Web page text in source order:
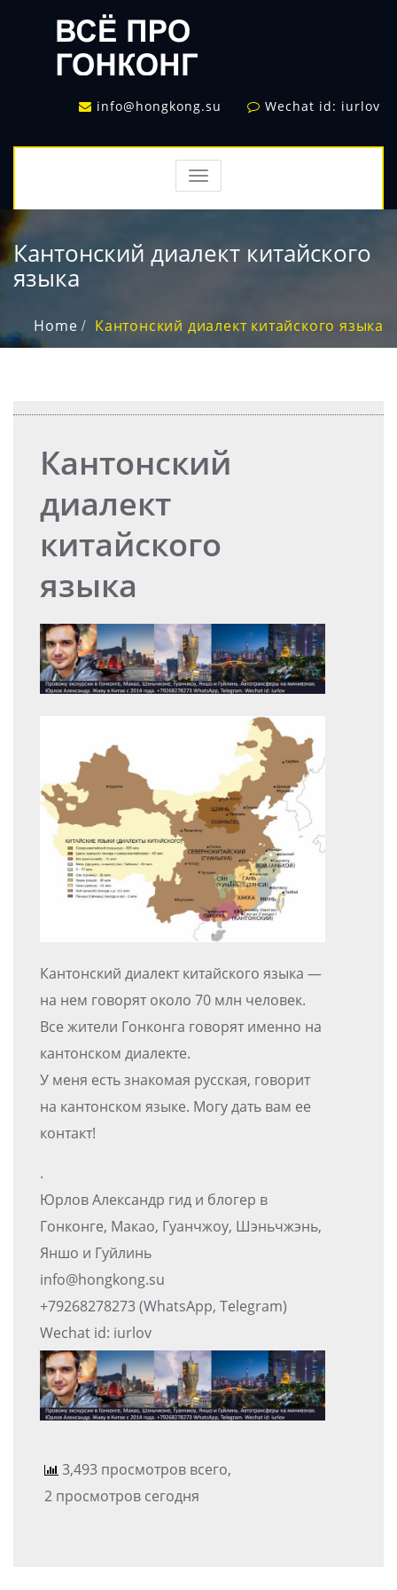
info@hongkong.su Wechat id: iurlov
TOGGLE
NAVIGATION
Кантонский диалект китайского
языка
Home Кантонский диалект китайского языка
Кантонский
диалект
китайского
языка
Кантонский диалект китайского языка —
на нем говорят около 70 млн человек.
Все жители Гонконга говорят именно на
кантонском диалекте.
У меня есть знакомая русская, говорит
на кантонском языке. Могу дать вам ее
контакт!
.
Юрлов Александр гид и блогер в
Гонконге, Макао, Гуанчжоу, Шэньчжэнь,
Яншо и Гуйлинь
info@hongkong.su
+79268278273 (WhatsApp, Telegram)
Wechat id: iurlov
3,493 просмотров всего,
2 просмотров сегодня